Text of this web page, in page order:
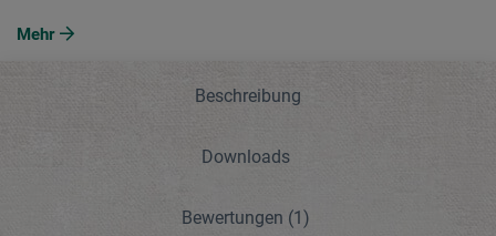
Mehr
Beschreibung
Downloads
Bewertungen (1)